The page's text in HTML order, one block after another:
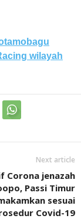
wilayah
Next article
Corona jenazah
Passi Timur
sesuai
Covid-19